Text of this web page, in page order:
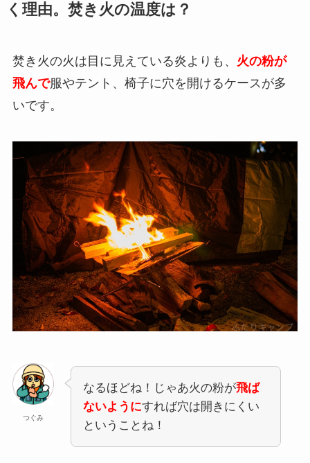
く理由。焚き火の温度は？
焚き火の火は目に見えている炎よりも、 火の粉が
飛んで服やテント、椅子に穴を開けるケースが多
いです。
つぐみ
なるほどね！じゃあ火の粉が飛ば
ないようにすれば穴は開きにくい
ということね！